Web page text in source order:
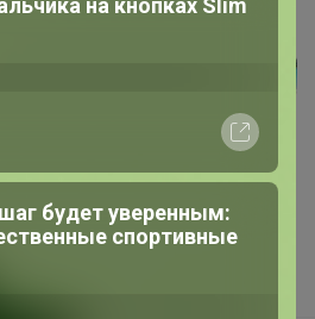
качества по низкой